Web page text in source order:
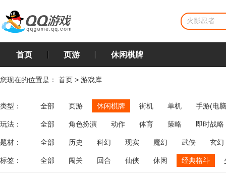
首页 页游 休闲棋牌
您现在的位置是： 首页 > 游戏库
类型： 全部 页游 休闲棋牌 街机 单机 手游(电
玩法： 全部 角色扮演 动作 体育 策略
即时战略
飞行
恋爱 第三人称射击 棋类 牌类 麻将
题材： 全部 历史 科幻 现实 魔幻 武侠 玄幻
标签： 全部 闯关 回合 仙侠 休闲 经典格斗